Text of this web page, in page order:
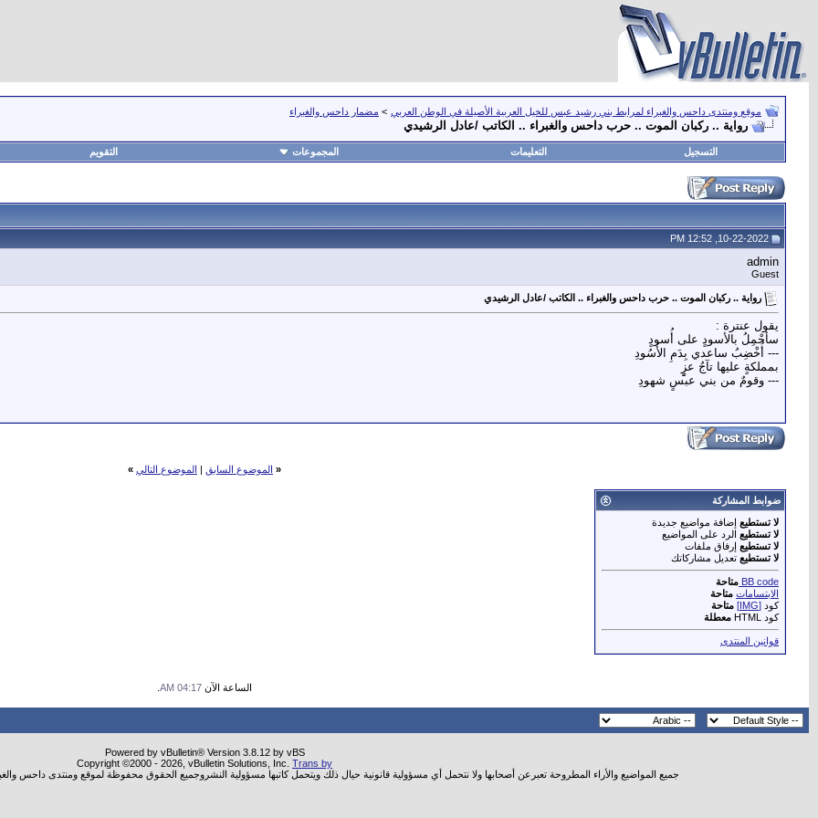
موقع ومنتدى داحس والغبراء لمرابط بني رشيد عبس للخيل العربية الأصيلة في الوطن العربي > مضمار داحس والغبراء
رواية .. ركبان الموت .. حرب داحس والغبراء .. الكاتب /عادل الرشيدي
التسجيل التعليمات المجموعات التقويم
admin
Guest
رواية .. ركبان الموت .. حرب داحس والغبراء .. الكاتب /عادل الرشيدي
يقول عنترة :
سأَحْمِلُ بالأسودٍ على أُسودٍ
--- أُخْضِبُ ساعدي بِدَمِ الأُسُودِ
بمملكةٍ عليها تآجُ عزٍٍ
--- وقومٌ من بني عبسٍ شهودِ
« الموضوع السابق | الموضوع التالي »
ضوابط المشاركة
لا تستطيع إضافة مواضيع جديدة
لا تستطيع الرد على المواضيع
لا تستطيع إرفاق ملفات
لا تستطيع تعديل مشاركاتك
BB code متاحة
الابتسامات متاحة
كود [IMG]
متاحة
كود HTML
معطلة
قوانين المنتدى
الساعة الآن 04:17 AM
Powered by vBulletin® Version 3.8.12 by vBS
Copyright ©2000 - 2026, vBulletin Solutions, Inc. Trans by
جميع المواضيع والأراء المطروحة تعبرعن أصحابها ولا نتحمل أي مسؤولية قانونية حيال ذلك ويتحمل كاتبها مسؤولية النشروجميع الحقوق محفوظة لموقع ومنتدى داحس